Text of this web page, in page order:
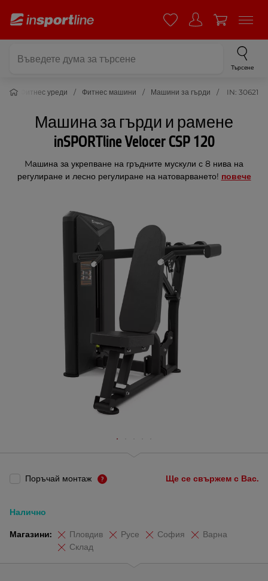
Търсене
Фитнес уреди Фитнес машини Машини за гърди IN: 30621
Машина за гърди и рамене
inSPORTline Velocer CSP 120
Mашина за укрепване на гръдните мускули с 8 нива на
регулиране и лесно регулиране на натоварването! повече
Поръчай монтаж Ще се свържем с Вас.
Налично
Магазини: Пловдив Русе София
Варна
Склад